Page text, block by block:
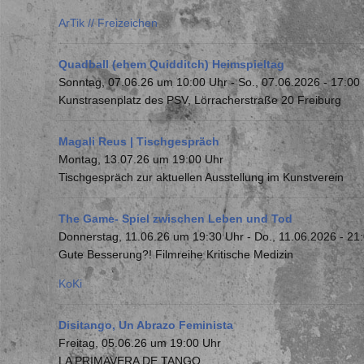
ArTik // Freizeichen
Quadball (ehem Quidditch) Heimspieltag
Sonntag, 07.06.26 um 10:00 Uhr-So., 07.06.2026 - 17:00
Kunstrasenplatz des PSV, Lörracherstraße 20 Freiburg
Magali Reus | Tischgespräch
Montag, 13.07.26 um 19:00 Uhr
Tischgespräch zur aktuellen Ausstellung im Kunstverein
The Game- Spiel zwischen Leben und Tod
Donnerstag, 11.06.26 um 19:30 Uhr - Do., 11.06.2026 -
Gute Besserung?! Filmreihe Kritische Medizin
KoKi
Disitango, Un Abrazo Feminista
Freitag, 05.06.26 um 19:00 Uhr
LA PRIMAVERA DE TANGO